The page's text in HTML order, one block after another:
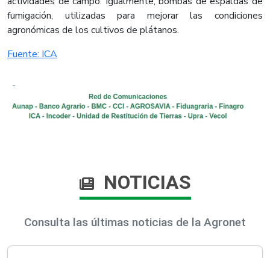
fumigación, utilizadas para mejorar las condiciones
agronómicas de los cultivos de plátanos.​
Fuente: ICA​
NOTICIAS
Consulta las últimas noticias de la Agronet